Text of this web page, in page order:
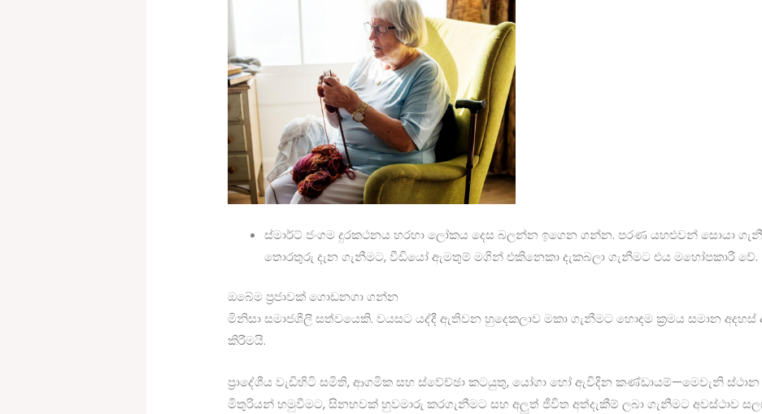
ස්මාර්ට් ජංගම දුරකථනය හරහා ලෝකය දෙස බලන්න ඉගෙන ගන්න. පරණ යහළුවන් සොයා
තොරතුරු දැන ගැනීමට, වීඩියෝ ඇමතුම් මගින් එකිනෙකා දැකබලා ගැනීමට එය මහෝපකාරී වේ.
ඔබේම ප්‍රජාවක් ගොඩනගා ගන්න
මිනිසා සමාජශීලී සත්වයෙකි. වයසට යද්දී ඇතිවන හුදෙකලාව මකා ගැනීමට හොඳම ක්‍රමය සමාන
කිරීමයි.
ප්‍රාදේශීය වැඩිහිටි සමිති, ආගමික සහ ස්වේච්ඡා කටයුතු, යෝගා හෝ ඇවිදින කණ්ඩායම්—මෙවැනි
මිතුරියන් හමුවීමට, සිනහවක් හුවමාරු කරගැනීමට සහ අලුත් ජීවිත අත්දැකීම් ලබා ගැනීමට අවස්ථාව